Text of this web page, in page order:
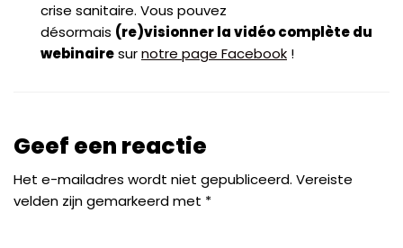
crise sanitaire. Vous pouvez
désormais (re)visionner la vidéo complète du
webinairesurnotre page Facebook !
Geef een reactie
Het e-mailadres wordt niet gepubliceerd. Vereiste
velden zijn gemarkeerd met *